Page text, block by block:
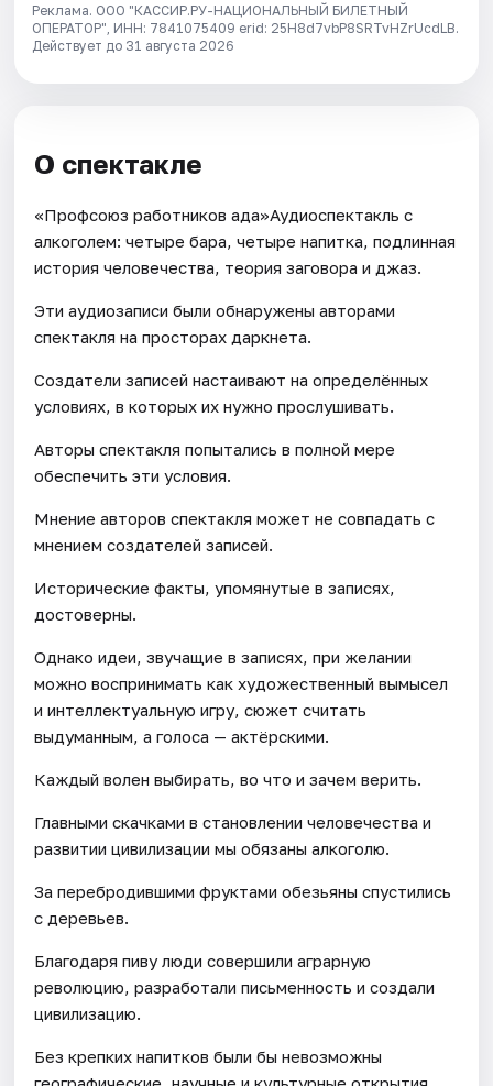
Реклама. ООО "КАССИР.РУ-НАЦИОНАЛЬНЫЙ БИЛЕТНЫЙ
ОПЕРАТОР", ИНН: 7841075409 erid: 25H8d7vbP8SRTvHZrUcdLB.
Действует до 31 августа 2026
О спектакле
«Профсоюз работников ада»Аудиоспектакль с
алкоголем: четыре бара, четыре напитка, подлинная
история человечества, теория заговора и джаз.
Эти аудиозаписи были обнаружены авторами
спектакля на просторах даркнета.
Создатели записей настаивают на определённых
условиях, в которых их нужно прослушивать.
Авторы спектакля попытались в полной мере
обеспечить эти условия.
Мнение авторов спектакля может не совпадать с
мнением создателей записей.
Исторические факты, упомянутые в записях,
достоверны.
Однако идеи, звучащие в записях, при желании
можно воспринимать как художественный вымысел
и интеллектуальную игру, сюжет считать
выдуманным, а голоса — актёрскими.
Каждый волен выбирать, во что и зачем верить.
Главными скачками в становлении человечества и
развитии цивилизации мы обязаны алкоголю.
За перебродившими фруктами обезьяны спустились
с деревьев.
Благодаря пиву люди совершили аграрную
революцию, разработали письменность и создали
цивилизацию.
Без крепких напитков были бы невозможны